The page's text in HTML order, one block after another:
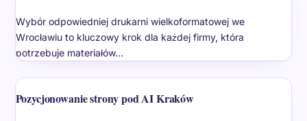
Wybór odpowiedniej drukarni wielkoformatowej we
Wrocławiu to kluczowy krok dla każdej firmy, która
potrzebuje materiałów…
Pozycjonowanie strony pod AI Kraków